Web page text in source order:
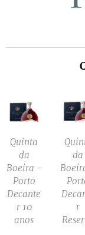
Quinta
da
Boeira -
Porto
Decante
r 10
anos
da
r